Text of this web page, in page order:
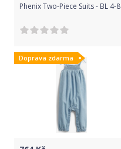
Phenix Two-Piece Suits - BL 4-8
Doprava zdarma